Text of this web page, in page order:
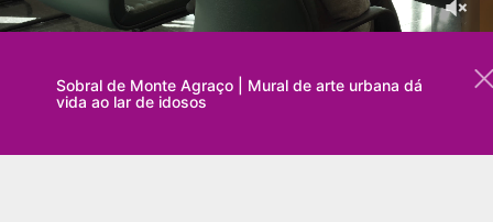
Sobral de Monte Agraço | Mural de arte urbana dá
vida ao lar de idosos